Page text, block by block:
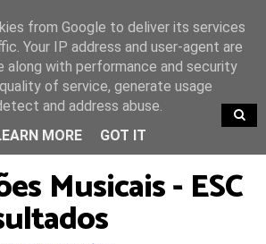
Musicais - ESC
from Google to deliver its services
Your IP address and user-agent are
along with performance and security
of service, generate usage
and address abuse.
MORE
GOT IT